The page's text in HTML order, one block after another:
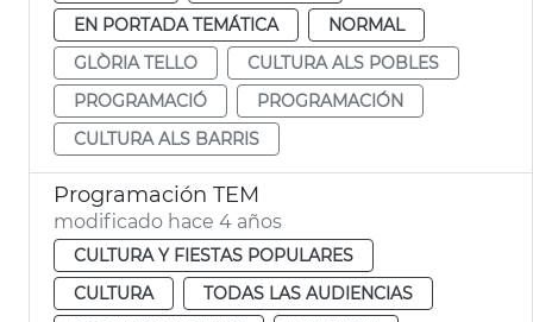
EN PORTADA TEMÁTICA
NORMAL
GLÒRIA TELLO
CULTURA ALS POBLES
PROGRAMACIÓ
PROGRAMACIÓN
CULTURA ALS BARRIS
Programación TEM
modificado hace 4 años
CULTURA Y FIESTAS POPULARES
CULTURA
TODAS LAS AUDIENCIAS